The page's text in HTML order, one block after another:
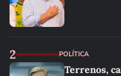
2 POLÍTICA
Terrenos,